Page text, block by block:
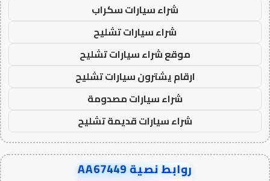
شراء سيارات سكراب
شراء سيارات تشليح
موقع شراء سيارات تشليح
ارقام يشترون سيارات تشليح
شراء سيارات مصدومة
شراء سيارات قديمة تشليح
روابط نصية AA67449